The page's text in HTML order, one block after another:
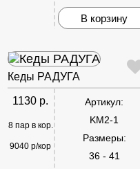
В корзину
Кеды РАДУГА
1130 р.
8 пар в кор.
9040 р/кор
Артикул:
KM2-1
Размеры:
36 - 41